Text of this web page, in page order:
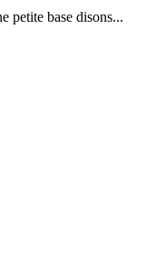
petite base disons...